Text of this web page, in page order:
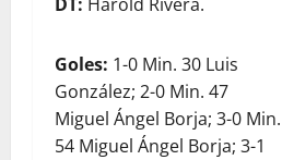
Goles: 1-0 Min. 30 Luis
González; 2-0 Min. 47
Miguel Ángel Borja; 3-0 Min.
54 Miguel Ángel Borja; 3-1